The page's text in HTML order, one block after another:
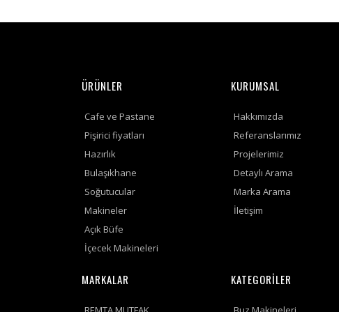
ÜRÜNLER
Cafe ve Pastane
Pişirici fiyatları
Hazırlık
Bulaşıkhane
Soğutucular
Makineler
Açık Büfe
İçecek Makineleri
KURUMSAL
Hakkımızda
Referanslarımız
Projelerimiz
Detaylı Arama
Marka Arama
İletişim
MARKALAR KATEGORİLER